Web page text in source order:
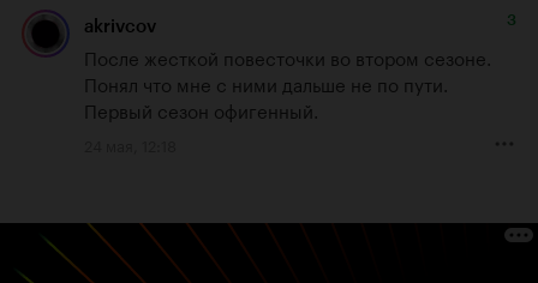
akrivcov 3
После жесткой повесточки во втором сезоне.
Понял что мне с ними дальше не по пути.
Первый сезон офигенный.